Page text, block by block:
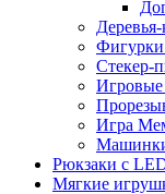
Фигурки
Стекер-
Игра
Рюкзаки с
Мягкие